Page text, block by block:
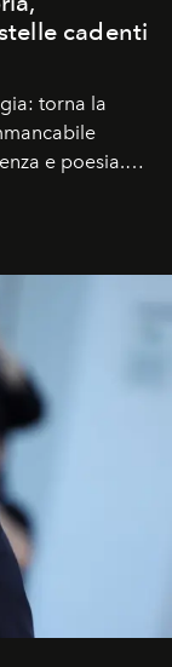
cadenti
torna la
e poesia.